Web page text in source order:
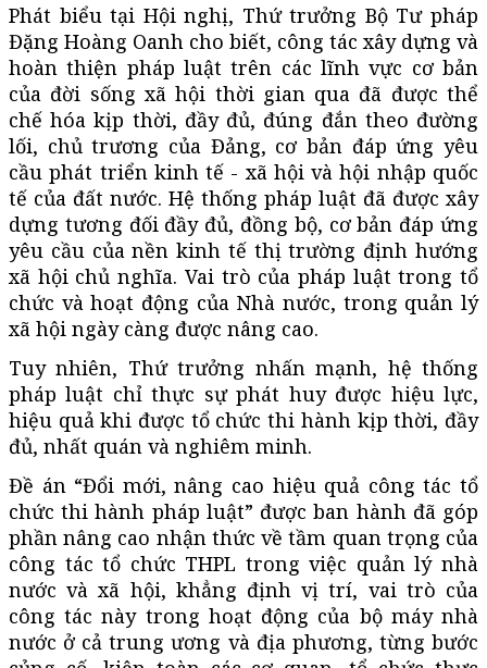
Phát biểu tại Hội nghị, Thứ trưởng Bộ Tư pháp
Đặng Hoàng Oanh cho biết, công tác xây dựng và
hoàn thiện pháp luật trên các lĩnh vực cơ bản
của đời sống xã hội thời gian qua đã được thể
chế hóa kịp thời, đầy đủ, đúng đắn theo đường
lối, chủ trương của Đảng, cơ bản đáp ứng yêu
cầu phát triển kinh tế - xã hội và hội nhập quốc
tế của đất nước. Hệ thống pháp luật đã được xây
dựng tương đối đầy đủ, đồng bộ, cơ bản đáp ứng
yêu cầu của nền kinh tế thị trường định hướng
xã hội chủ nghĩa. Vai trò của pháp luật trong tổ
chức và hoạt động của Nhà nước, trong quản lý
xã hội ngày càng được nâng cao.
Tuy nhiên, Thứ trưởng nhấn mạnh, hệ thống
pháp luật chỉ thực sự phát huy được hiệu lực,
hiệu quả khi được tổ chức thi hành kịp thời, đầy
đủ, nhất quán và nghiêm minh.
Đề án “Đổi mới, nâng cao hiệu quả công tác tổ
chức thi hành pháp luật” được ban hành đã góp
phần nâng cao nhận thức về tầm quan trọng của
công tác tổ chức THPL trong việc quản lý nhà
nước và xã hội, khẳng định vị trí, vai trò của
công tác này trong hoạt động của bộ máy nhà
nước ở cả trung ương và địa phương, từng bước